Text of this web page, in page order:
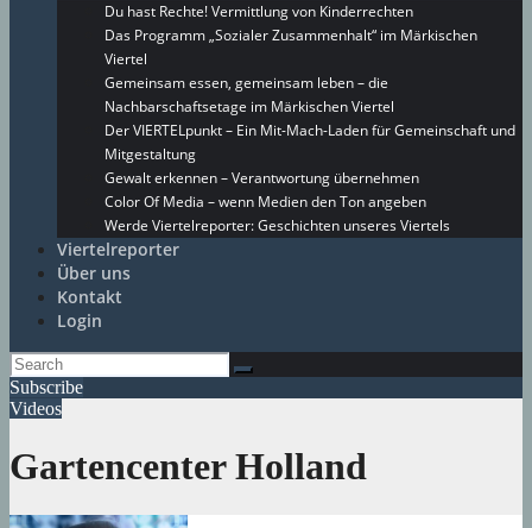
Du hast Rechte! Vermittlung von Kinderrechten
Das Programm „Sozialer Zusammenhalt“ im Märkischen
Viertel
Gemeinsam essen, gemeinsam leben – die
Nachbarschaftsetage im Märkischen Viertel
Der VIERTELpunkt – Ein Mit-Mach-Laden für Gemeinschaft und
Mitgestaltung
Gewalt erkennen – Verantwortung übernehmen
Color Of Media – wenn Medien den Ton angeben
Werde Viertelreporter: Geschichten unseres Viertels
Viertelreporter
Über uns
Kontakt
Login
Subscribe
Videos
Gartencenter Holland